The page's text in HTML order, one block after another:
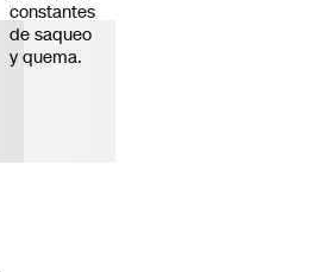
constantes
de saqueo
y quema.